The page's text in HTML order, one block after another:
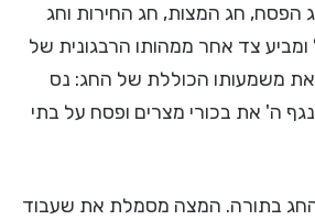
חג המצות, חג החירות וחג
צד אחר ממהותו הרבגונית של
משמעותו הכוללת של החג: נס
ה' את בכורי מצרים ופסח על בתי
בתורה. המצה מסמלת את שעבוד